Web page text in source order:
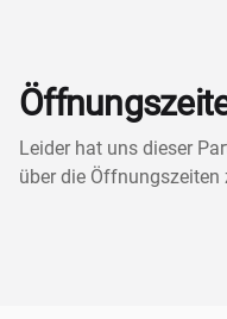
Leider hat uns dieser
über die